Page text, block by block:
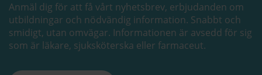
Anmäl dig för att få vårt nyhetsbrev, erbjudanden om
utbildningar och nödvändig information. Snabbt och
smidigt, utan omvägar. Informationen är avsedd för sig
som är läkare, sjuksköterska eller farmaceut.